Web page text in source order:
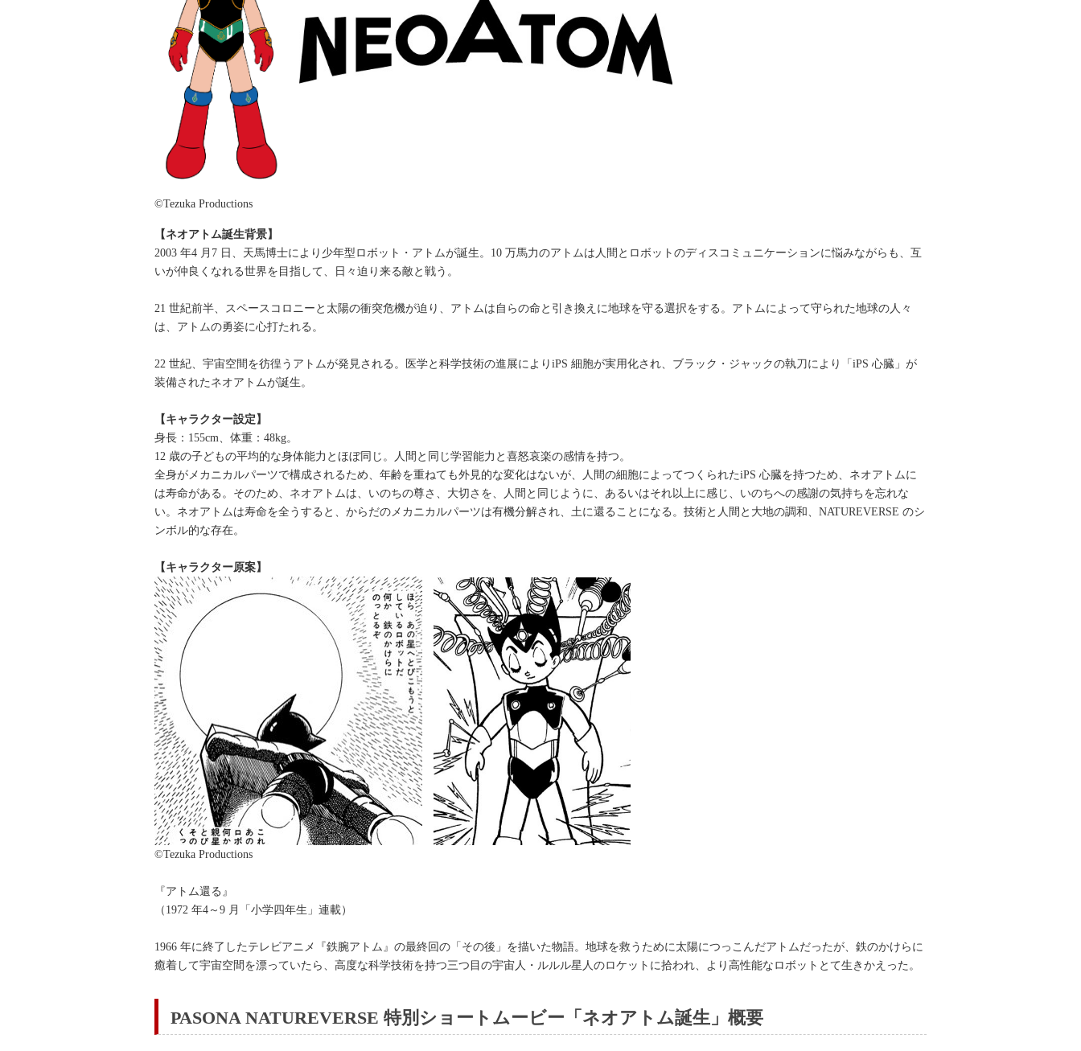
©Tezuka Productions
【ネオアトム誕生背景】
2003 年4 月7 日、天馬博士により少年型ロボット・アトムが誕生。10 万馬力のアトムは人間とロボットのディスコミュニケーションに悩みながらも、互
いが仲良くなれる世界を目指して、日々迫り来る敵と戦う。
21 世紀前半、スペースコロニーと太陽の衝突危機が迫り、アトムは自らの命と引き換えに地球を守る選択をする。アトムによって守られた地球の人々
は、アトムの勇姿に心打たれる。
22 世紀、宇宙空間を彷徨うアトムが発見される。医学と科学技術の進展によりiPS 細胞が実用化され、ブラック・ジャックの執刀により「iPS 心臓」が
装備されたネオアトムが誕生。
【キャラクター設定】
身長：155cm、体重：48kg。
12 歳の子どもの平均的な身体能力とほぼ同じ。人間と同じ学習能力と喜怒哀楽の感情を持つ。
全身がメカニカルパーツで構成されるため、年齢を重ねても外見的な変化はないが、人間の細胞によってつくられたiPS 心臓を持つため、ネオアトムに
は寿命がある。そのため、ネオアトムは、いのちの尊さ、大切さを、人間と同じように、あるいはそれ以上に感じ、いのちへの感謝の気持ちを忘れな
い。ネオアトムは寿命を全うすると、からだのメカニカルパーツは有機分解され、土に還ることになる。技術と人間と大地の調和、NATUREVERSE のシ
ンボル的な存在。
【キャラクター原案】
©Tezuka Productions
『アトム還る』
（1972 年4～9 月「小学四年生」連載）
1966 年に終了したテレビアニメ『鉄腕アトム』の最終回の「その後」を描いた物語。地球を救うために太陽につっこんだアトムだったが、鉄のかけらに
癒着して宇宙空間を漂っていたら、高度な科学技術を持つ三つ目の宇宙人・ルルル星人のロケットに拾われ、より高性能なロボットとて生きかえった。
PASONA NATUREVERSE 特別ショートムービー「ネオアトム誕生」概要